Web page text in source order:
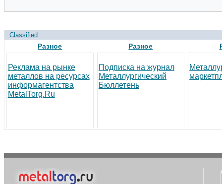
Classified
Разное
Реклама на рынке
металлов на ресурсах
информагентства
MetalTorg.Ru
Разное
Подписка на журнал
Металлургический
Бюллетень